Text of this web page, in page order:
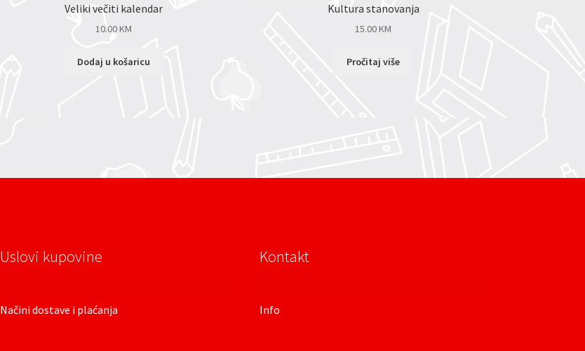
Veliki večiti kalendar
10.00KM
Dodaj u košaricu
Kultura stanovanja
15.00KM
Pročitaj više
Uslovi kupovine
Načini dostave i plaćanja
Kontakt
Info